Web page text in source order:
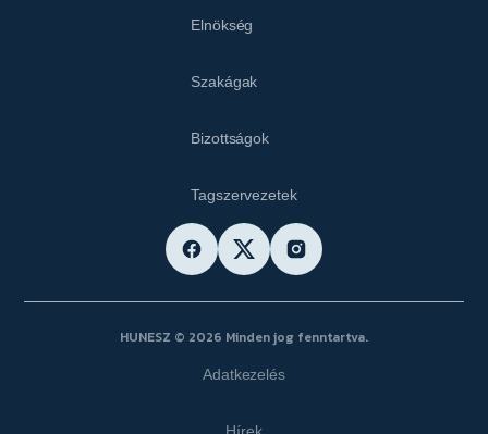
Elnökség
Szakágak
Bizottságok
Tagszervezetek
HUNESZ © 2026 Minden jog fenntartva.
Adatkezelés